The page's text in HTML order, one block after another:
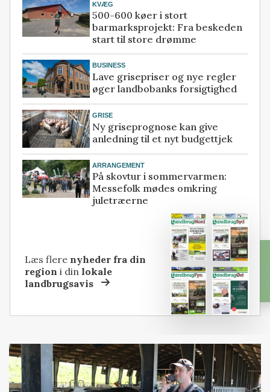
KVÆG
500-600 køer i stort
barmarksprojekt: Fra beskeden
start til store drømme
BUSINESS
Lave grisepriser og nye regler
øger landbobanks forsigtighed
GRISE
Ny griseprognose kan give
anledning til et nyt budgettjek
ARRANGEMENT
På skovtur i sommervarmen:
Messefolk mødes omkring
juletræerne
Læs flere nyheder fra din
region i dinlokale
landbrugsavis